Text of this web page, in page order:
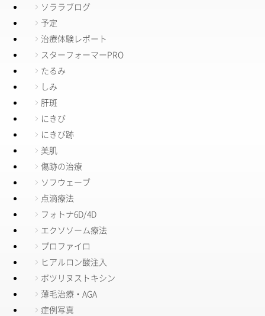
ソララブログ
予定
治療体験レポート
スターフォーマーPRO
たるみ
しみ
肝斑
にきび
にきび跡
美肌
傷跡の治療
ソフウェーブ
点滴療法
フォトナ6D/4D
エクソソーム療法
プロファイロ
ヒアルロン酸注入
ボツリヌストキシン
薄毛治療・AGA
症例写真